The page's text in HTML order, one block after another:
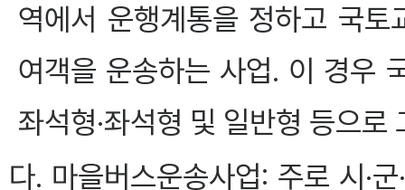
역에서 운행계통을 정하고 국
여객을 운송하는 사업. 이 경우
좌석형·좌석형 및 일반형 등으로
다. 마을버스운송사업: 주로 시·